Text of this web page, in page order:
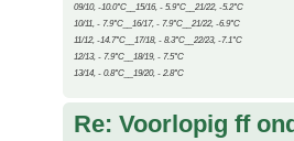
09/10, -10.0°C__15/16, - 5.9°C__21/22, -5.2°C
10/11, - 7.9°C__16/17, - 7.9°C__21/22, -6.9°C
11/12, -14.7°C__17/18, - 8.3°C__22/23, -7.1°C
12/13, - 7.9°C__18/19, - 7.5°C
13/14, - 0.8°C__19/20, - 2.8°C
Re: Voorlopig ff